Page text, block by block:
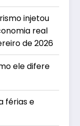
injetou
real
de 2026
ele difere
férias e